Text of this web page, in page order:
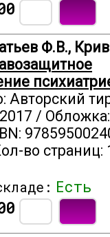
Ф.В.,
Авторский
/
во страниц:
Есть